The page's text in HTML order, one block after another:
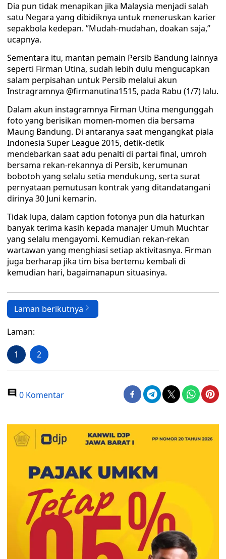
Dia pun tidak menapikan jika Malaysia menjadi salah
satu Negara yang dibidiknya untuk meneruskan karier
sepakbola kedepan. ”Mudah-mudahan, doakan saja,”
ucapnya.
Sementara itu, mantan pemain Persib Bandung lainnya
seperti Firman Utina, sudah lebih dulu mengucapkan
salam perpisahan untuk Persib melalui akun
Instragramnya @firmanutina1515, pada Rabu (1/7) lalu.
Dalam akun instagramnya Firman Utina mengunggah
foto yang berisikan momen-momen dia bersama
Maung Bandung. Di antaranya saat mengangkat piala
Indonesia Super League 2015, detik-detik
mendebarkan saat adu penalti di partai final, umroh
bersama rekan-rekannya di Persib, kerumunan
bobotoh yang selalu setia mendukung, serta surat
pernyataan pemutusan kontrak yang ditandatangani
dirinya 30 Juni kemarin.
Tidak lupa, dalam caption fotonya pun dia haturkan
banyak terima kasih kepada manajer Umuh Muchtar
yang selalu mengayomi. Kemudian rekan-rekan
wartawan yang menghiasi setiap aktivitasnya. Firman
juga berharap jika tim bisa bertemu kembali di
kemudian hari, bagaimanapun situasinya.
Laman berikutnya
Laman:
1 2
0 Komentar